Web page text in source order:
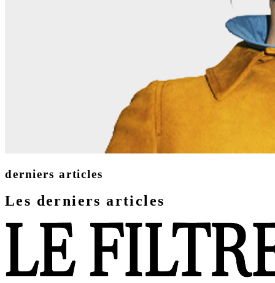
derniers articles
Les derniers articles